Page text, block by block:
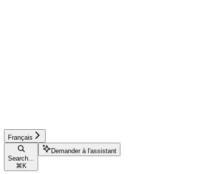
Français
Search...
⌘ K
Demander à l'assistant